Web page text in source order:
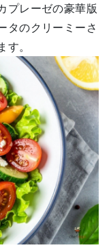
プレーゼの豪華版
タのクリーミーさ
。